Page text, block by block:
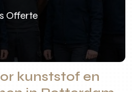
Offerte
kunststof en